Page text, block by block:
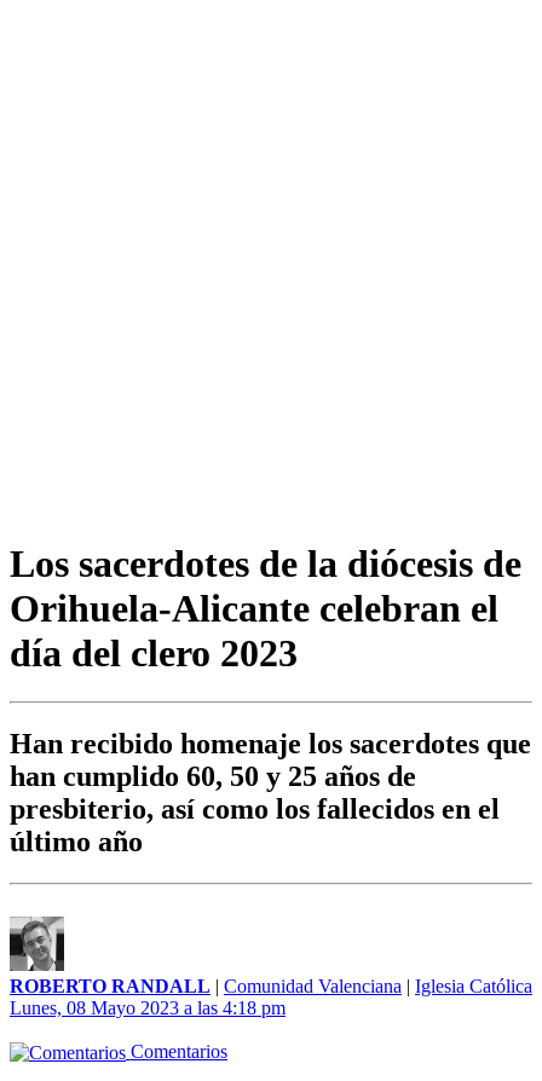
Los sacerdotes de la diócesis de
Orihuela-Alicante celebran el
día del clero 2023
Han recibido homenaje los sacerdotes que
han cumplido 60, 50 y 25 años de
presbiterio, así como los fallecidos en el
último año
ROBERTO RANDALL | Comunidad Valenciana | Iglesia Católica
Lunes, 08 Mayo 2023 a las 4:18 pm
Comentarios